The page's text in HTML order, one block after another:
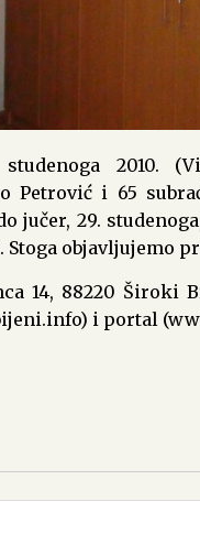
2010.
Petrović i 65
jučer, 29.
objavljujemo
14, 88220 Široki
i portal